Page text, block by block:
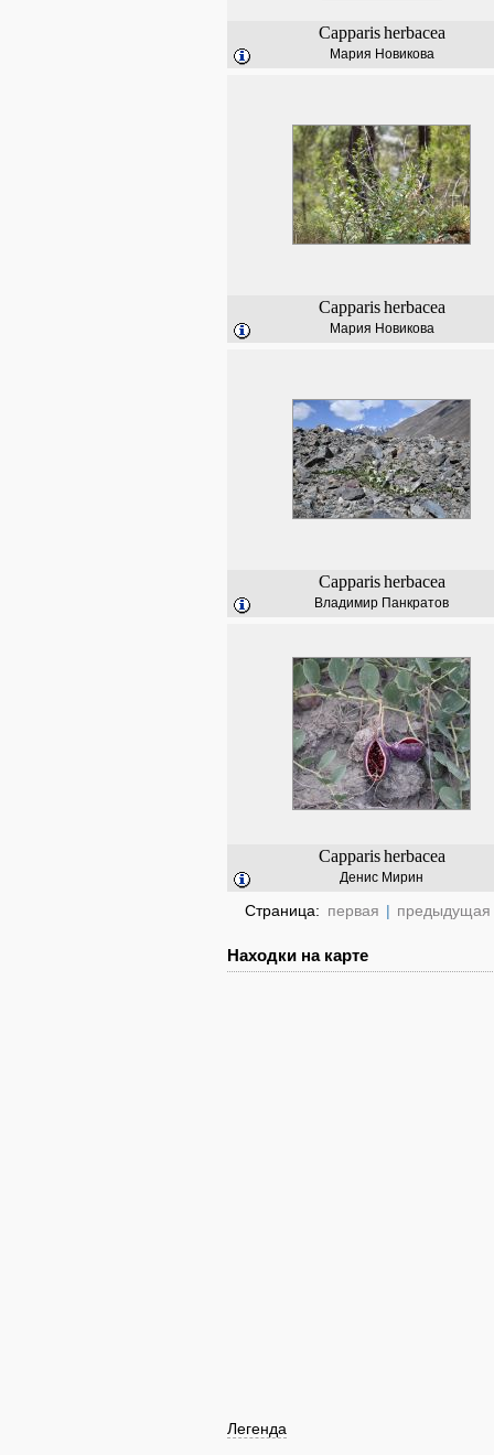
Capparis herbacea
Мария Новикова
Capparis herbacea
Мария Новикова
Capparis herbacea
Владимир Панкратов
Capparis herbacea
Денис Мирин
Страница: первая | предыдущая
Находки на карте
Легенда